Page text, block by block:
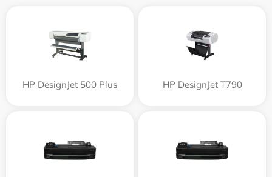
HP DesignJet 500 Plus HP DesignJet T790